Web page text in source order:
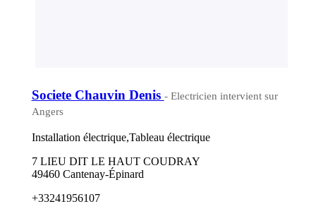
Societe Chauvin Denis - Electricien intervient sur
Angers
Installation électrique,Tableau électrique
7 LIEU DIT LE HAUT COUDRAY
49460 Cantenay-Épinard
+33241956107